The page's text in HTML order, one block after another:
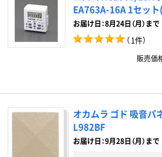
EA763A-16A 1セット
お届け日：8月24日（月）まで
（1件）
販売価
オカムラ ゴド 吸音パ
L982BF
お届け日：9月28日（月）まで